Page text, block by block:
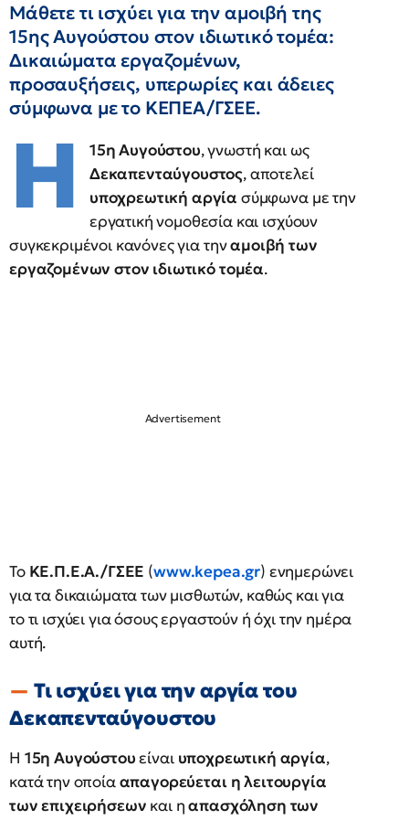
Μάθετε τι ισχύει για την αμοιβή της
15ης Αυγούστου στον ιδιωτικό τομέα:
Δικαιώματα εργαζομένων,
προσαυξήσεις, υπερωρίες και άδειες
σύμφωνα με το ΚΕΠΕΑ/ΓΣΕΕ.
Η 15η Αυγούστου, γνωστή και ως
Δεκαπενταύγουστος, αποτελεί
υποχρεωτική αργία σύμφωνα με την
εργατική νομοθεσία και ισχύουν
συγκεκριμένοι κανόνες για τηναμοιβή των
εργαζομένων στον ιδιωτικό τομέα.
Το ΚΕ.Π.Ε.Α./ΓΣΕΕ (www.kepea.gr) ενημερώνει
για τα δικαιώματα των μισθωτών, καθώς και για
το τι ισχύει για όσους εργαστούν ή όχι την ημέρα
αυτή.
Τι ισχύει για την αργία του
Δεκαπενταύγουστου
Η 15η Αυγούστουείναι υποχρεωτική αργία,
κατά την οποίααπαγορεύεται η λειτουργία
των επιχειρήσεων και ηαπασχόληση των